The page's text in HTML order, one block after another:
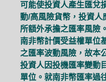
可能使投資人產生匯兌
動/高風險貨幣，投資人
所額外承擔之匯率風險
南非幣計價受益權單位
之匯率波動風險，故本
投資人因投機匯率變動
單位。就南非幣匯率過